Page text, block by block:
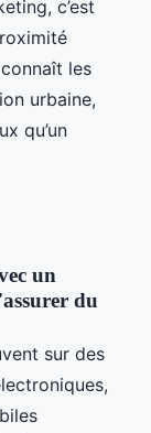
c’est
les
urbaine,
qu’un
un
du
sur des